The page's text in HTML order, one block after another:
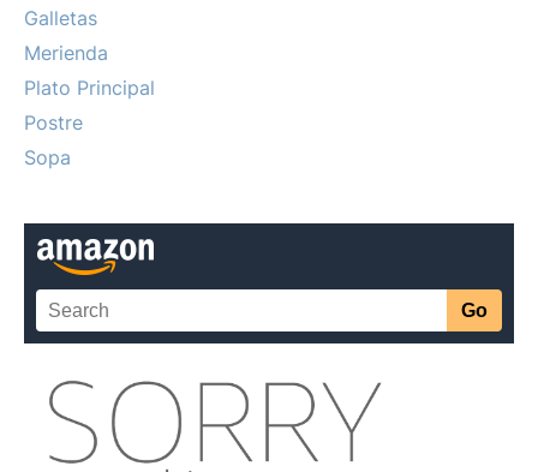
Galletas
Merienda
Plato Principal
Postre
Sopa